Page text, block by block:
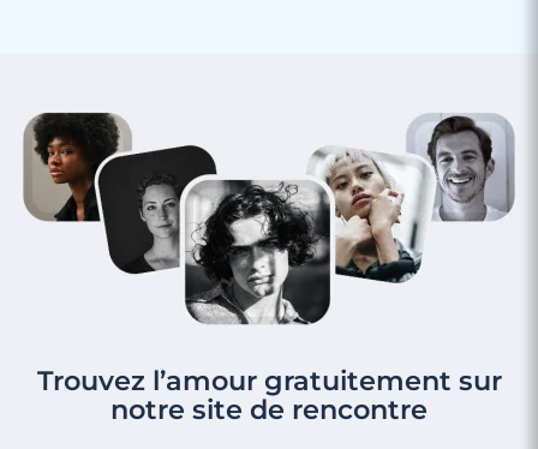
Trouvez l’amour gratuitement sur
notre site de rencontre